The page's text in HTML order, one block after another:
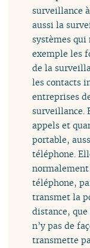
surveillance
aussi la
systèmes qui
exemple les
de la
les contacts
entreprises
surveillance.
appels et
portable,
téléphone.
téléphone,
transmet la
distance,
n’y pas de
transmette